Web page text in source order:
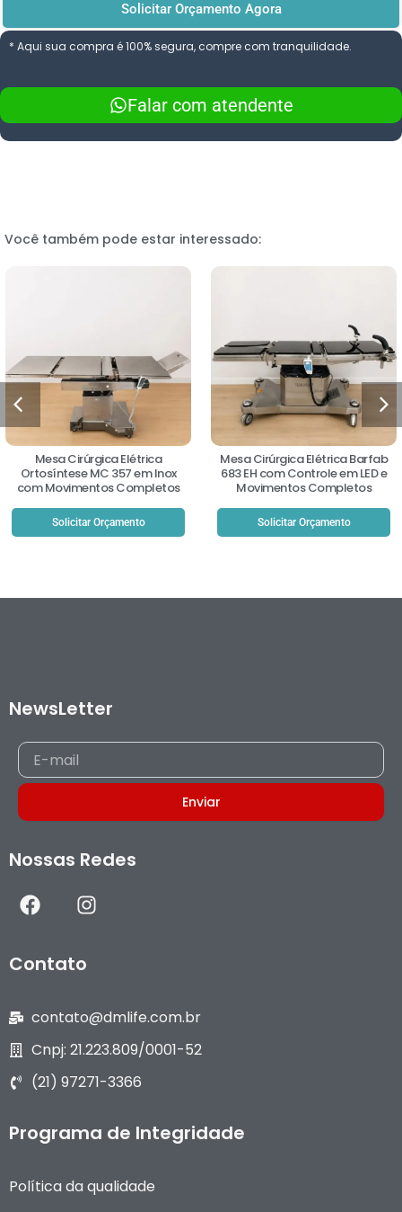
Solicitar Orçamento Agora
* Aqui sua compra é 100% segura, compre com tranquilidade.
Falar com atendente
Você também pode estar interessado:
Mesa Cirúrgica Elétrica
Ortosíntese MC 357 em Inox
com Movimentos Completos
Solicitar Orçamento
Mesa Cirúrgica Elétrica Barfab
683 EH com Controle em LED e
Movimentos Completos
Solicitar Orçamento
Contato
contato@dmlife.com.br
Cnpj: 21.223.809/0001-52
(21) 97271-3366
Programa de Integridade
Política da qualidade
NewsLetter
E-
mail
Enviar
Nossas Redes
F
a
e
b
o
I
n
t
a
r
a
m